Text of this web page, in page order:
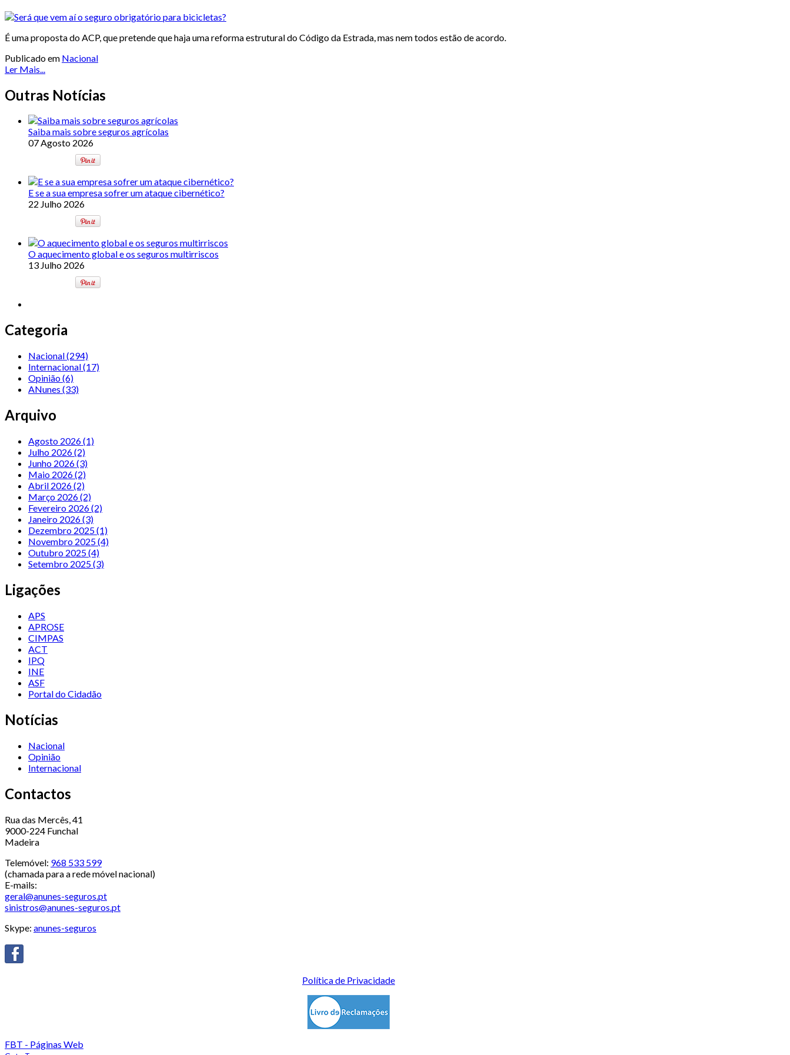
É uma proposta do ACP, que pretende que haja uma reforma estrutural do Código da Estrada, mas nem todos estão de acordo.
Publicado em Nacional
Ler Mais...
Outras Notícias
Saiba mais sobre seguros agrícolas
07 Agosto 2026
E se a sua empresa sofrer um ataque cibernético?
22 Julho 2026
O aquecimento global e os seguros multirriscos
13 Julho 2026
Categoria
Nacional(294)
Internacional(17)
Opinião(6)
ANunes (33)
Arquivo
Agosto 2026 (1)
Julho 2026 (2)
Junho 2026 (3)
Maio 2026 (2)
Abril 2026 (2)
Março 2026 (2)
Fevereiro 2026 (2)
Janeiro 2026 (3)
Dezembro 2025 (1)
Novembro 2025 (4)
Outubro 2025 (4)
Setembro 2025 (3)
Ligações
APS
APROSE
CIMPAS
ACT
IPQ
INE
ASF
Portal do Cidadão
Notícias
Nacional
Opinião
Internacional
Contactos
Rua das Mercês, 41
9000-224 Funchal
Madeira
Telemóvel: 968 533 599
(chamada para a rede móvel nacional)
E-mails:
geral@anunes-seguros.pt
sinistros@anunes-seguros.pt
Skype: anunes-seguros
Política de Privacidade
FBT - Páginas Web